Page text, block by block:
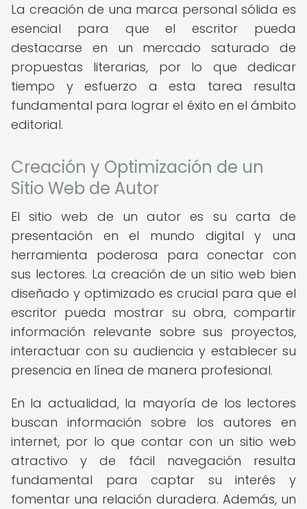
La creación de una marca personal sólida es
esencial para que el escritor pueda
destacarse en un mercado saturado de
propuestas literarias, por lo que dedicar
tiempo y esfuerzo a esta tarea resulta
fundamental para lograr el éxito en el ámbito
editorial.
Creación y Optimización de un
Sitio Web de Autor
El sitio web de un autor es su carta de
presentación en el mundo digital y una
herramienta poderosa para conectar con
sus lectores. La creación de un sitio web bien
diseñado y optimizado es crucial para que el
escritor pueda mostrar su obra, compartir
información relevante sobre sus proyectos,
interactuar con su audiencia y establecer su
presencia en línea de manera profesional.
En la actualidad, la mayoría de los lectores
buscan información sobre los autores en
internet, por lo que contar con un sitio web
atractivo y de fácil navegación resulta
fundamental para captar su interés y
fomentar una relación duradera. Además, un